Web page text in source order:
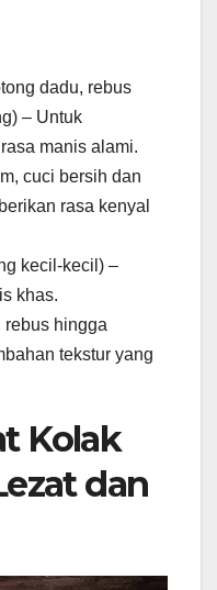
dadu, rebus
– Untuk
manis alami.
cuci bersih dan
rasa kenyal
kecil-kecil) –
khas.
rebus hingga
tekstur yang
Kolak
dan